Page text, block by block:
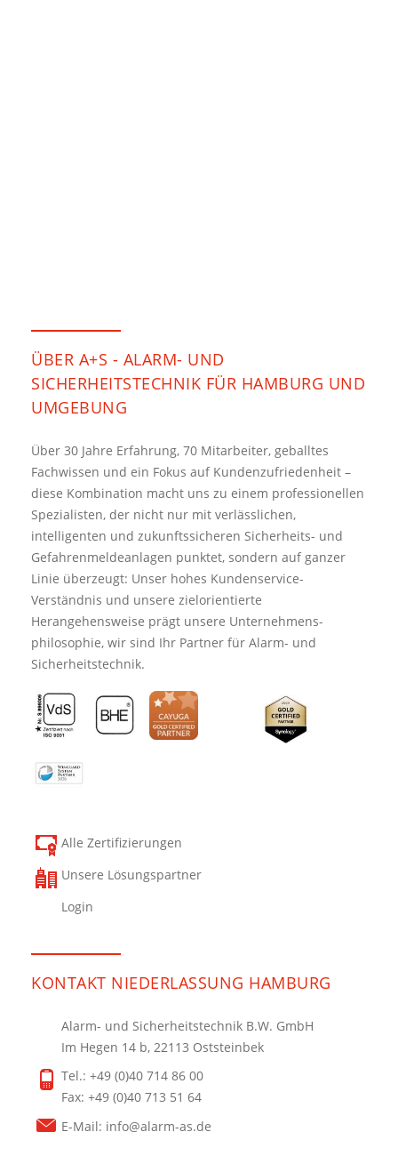
ÜBER A+S - ALARM- UND
SICHERHEITSTECHNIK FÜR HAMBURG UND
UMGEBUNG
Über 30 Jahre Erfahrung, 70 Mitarbeiter, geballtes
Fachwissen und ein Fokus auf Kundenzufriedenheit –
diese Kombination macht uns zu einem professionellen
Spezialisten, der nicht nur mit verlässlichen,
intelligenten und zukunftssicheren Sicherheits- und
Gefahrenmeldeanlagen punktet, sondern auf ganzer
Linie überzeugt: Unser hohes Kundenservice-
Verständnis und unsere zielorientierte
Herangehensweise prägt unsere Unternehmens­
philosophie, wir sind Ihr Partner für Alarm- und
Sicherheitstechnik.
Alle Zertifizierungen
Unsere Lösungspartner
Login
KONTAKT NIEDERLASSUNG HAMBURG
Alarm- und Sicherheitstechnik B.W. GmbH
Im Hegen 14 b, 22113 Oststeinbek
Tel.: +49 (0)40 714 86 00
Fax: +49 (0)40 713 51 64
E-Mail: info@alarm-as.de